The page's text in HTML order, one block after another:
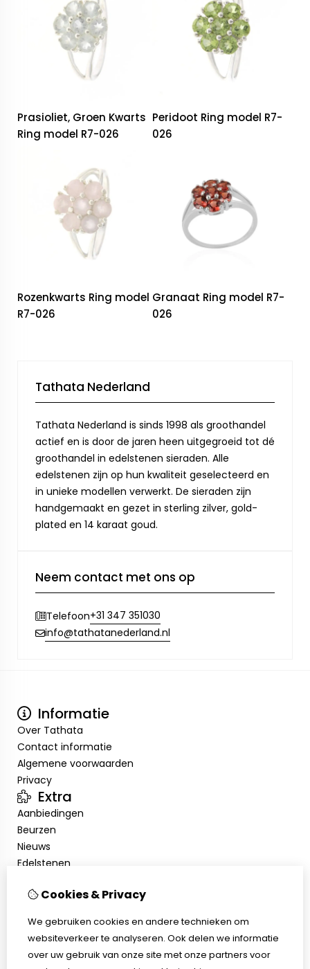
Prasioliet, Groen Kwarts
Ring model R7-026
Peridoot Ring model R7-
026
Rozenkwarts Ring model
R7-026
Granaat Ring model R7-
026
Tathata Nederland
Tathata Nederland is sinds 1998 als groothandel
actief en is door de jaren heen uitgegroeid tot dé
groothandel in edelstenen sieraden. Alle
edelstenen zijn op hun kwaliteit geselecteerd en
in unieke modellen verwerkt. De sieraden zijn
handgemaakt en gezet in sterling zilver, gold-
plated en 14 karaat goud.
Neem contact met ons op
Telefoon+31 347 351030
info@tathatanederland.nl
Informatie
Over Tathata
Contact informatie
Algemene voorwaarden
Privacy
Extra
Aanbiedingen
Beurzen
Nieuws
Edelstenen
Mijn account
Bestelhistorie
Klantenservice
Cookies & Privacy
We gebruiken cookies en andere technieken om
websiteverkeer te analyseren. Ook delen we informatie
over uw gebruik van onze site met onze partners voor